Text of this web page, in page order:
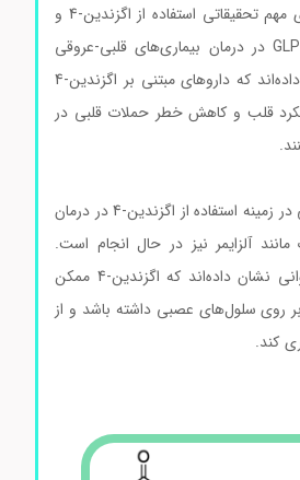
است. یکی از زمینه‌های مهم تحقیقاتی استفاده از اگزندین-4 و
سایر آگونیست‌های GLP-1 در درمان بیماری‌های قلبی-عروقی
است. مطالعات نشان داده‌اند که داروهای مبتنی بر اگزندین-4
قلب و کاهش خطر حملات قلبی در
علاوه بر این، تحقیقاتی در زمینه استفاده از اگزندین-4 در درمان
آلزایمر نیز در حال انجام است.
برخی از مطالعات حیوانی نشان داده‌اند که اگزندین-4 ممکن
سلول‌های عصبی داشته باشد و از